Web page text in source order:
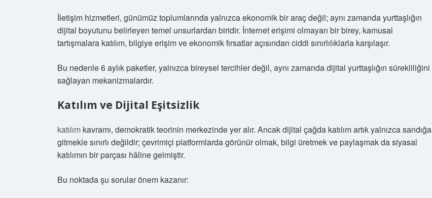
İletişim hizmetleri, günümüz toplumlarında yalnızca ekonomik bir araç değil; aynı zamanda yurttaşlığın
dijital boyutunu belirleyen temel unsurlardan biridir. İnternet erişimi olmayan bir birey, kamusal
tartışmalara katılım, bilgiye erişim ve ekonomik fırsatlar açısından ciddi sınırlılıklarla karşılaşır.
Bu nedenle 6 aylık paketler, yalnızca bireysel tercihler değil, aynı zamanda dijital yurttaşlığın sürekliliğini
sağlayan mekanizmalardır.
Katılım ve Dijital Eşitsizlik
katılım kavramı, demokratik teorinin merkezinde yer alır. Ancak dijital çağda katılım artık yalnızca sandığa
gitmekle sınırlı değildir; çevrimiçi platformlarda görünür olmak, bilgi üretmek ve paylaşmak da siyasal
katılımın bir parçası hâline gelmiştir.
Bu noktada şu sorular önem kazanır: